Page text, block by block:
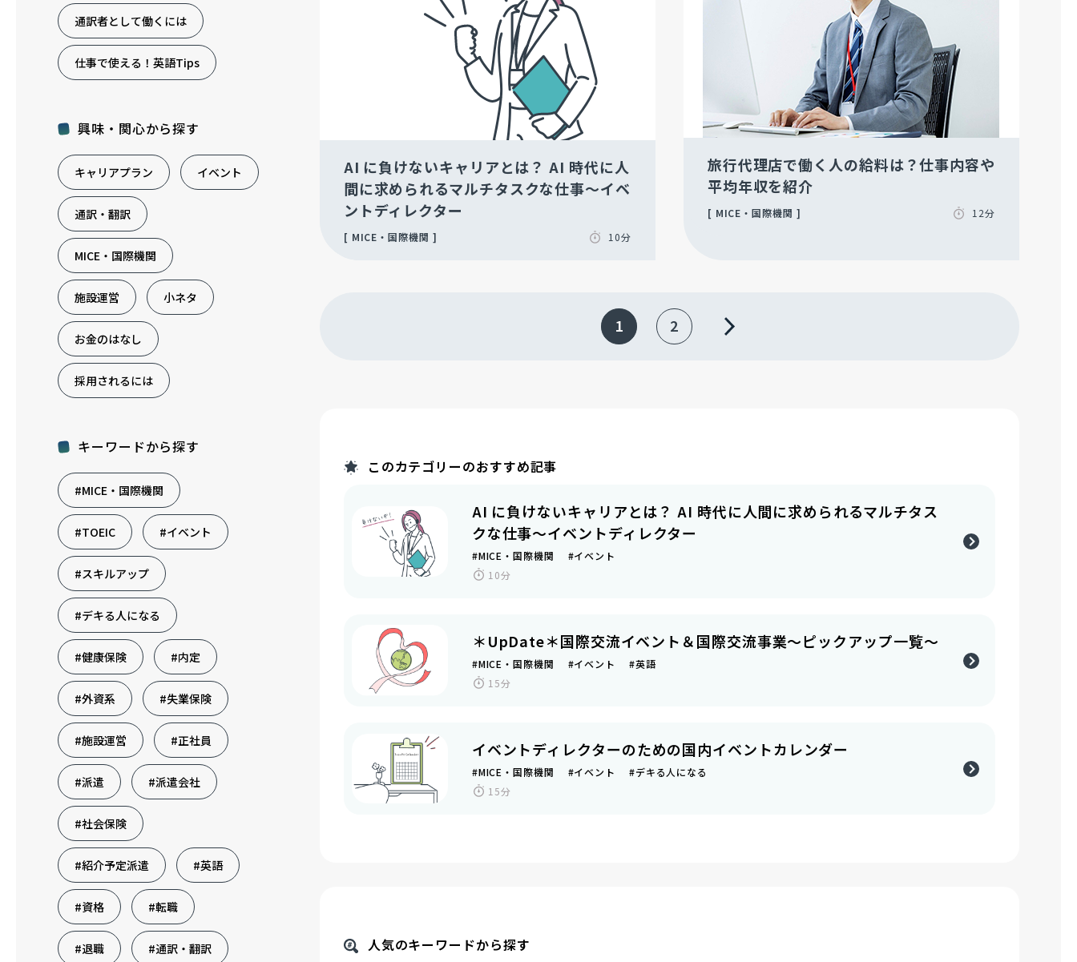
通訳者として働くには
仕事で使える！英語Tips
興味・関心から探す
キャリアプラン イベント
通訳・翻訳
MICE・国際機関
施設運営 小ネタ
お金のはなし
採用されるには
キーワードから探す
#MICE・国際機関
#TOEIC #イベント
#スキルアップ
#デキる人になる
#健康保険 #内定
#外資系 #失業保険
#施設運営 #正社員
#派遣 #派遣会社
#社会保険
#紹介予定派遣 #英語
#資格 #転職
#退職 #通訳・翻訳
AI に負けないキャリアとは？ AI 時代に人
間に求められるマルチタスクな仕事～イベ
ントディレクター
MICE・国際機関 10分
旅行代理店で働く人の給料は？仕事内容や
平均年収を紹介
MICE・国際機関 12分
1 2
このカテゴリーのおすすめ記事
AI に負けないキャリアとは？ AI 時代に人間に求められるマルチタス
クな仕事～イベントディレクター
#MICE・国際機関 #イベント
10分
＊UpDate＊国際交流イベント＆国際交流事業～ピックアップ一覧～
#MICE・国際機関 #イベント #英語
15分
イベントディレクターのための国内イベントカレンダー
#MICE・国際機関 #イベント #デキる人になる
15分
人気のキーワードから探す